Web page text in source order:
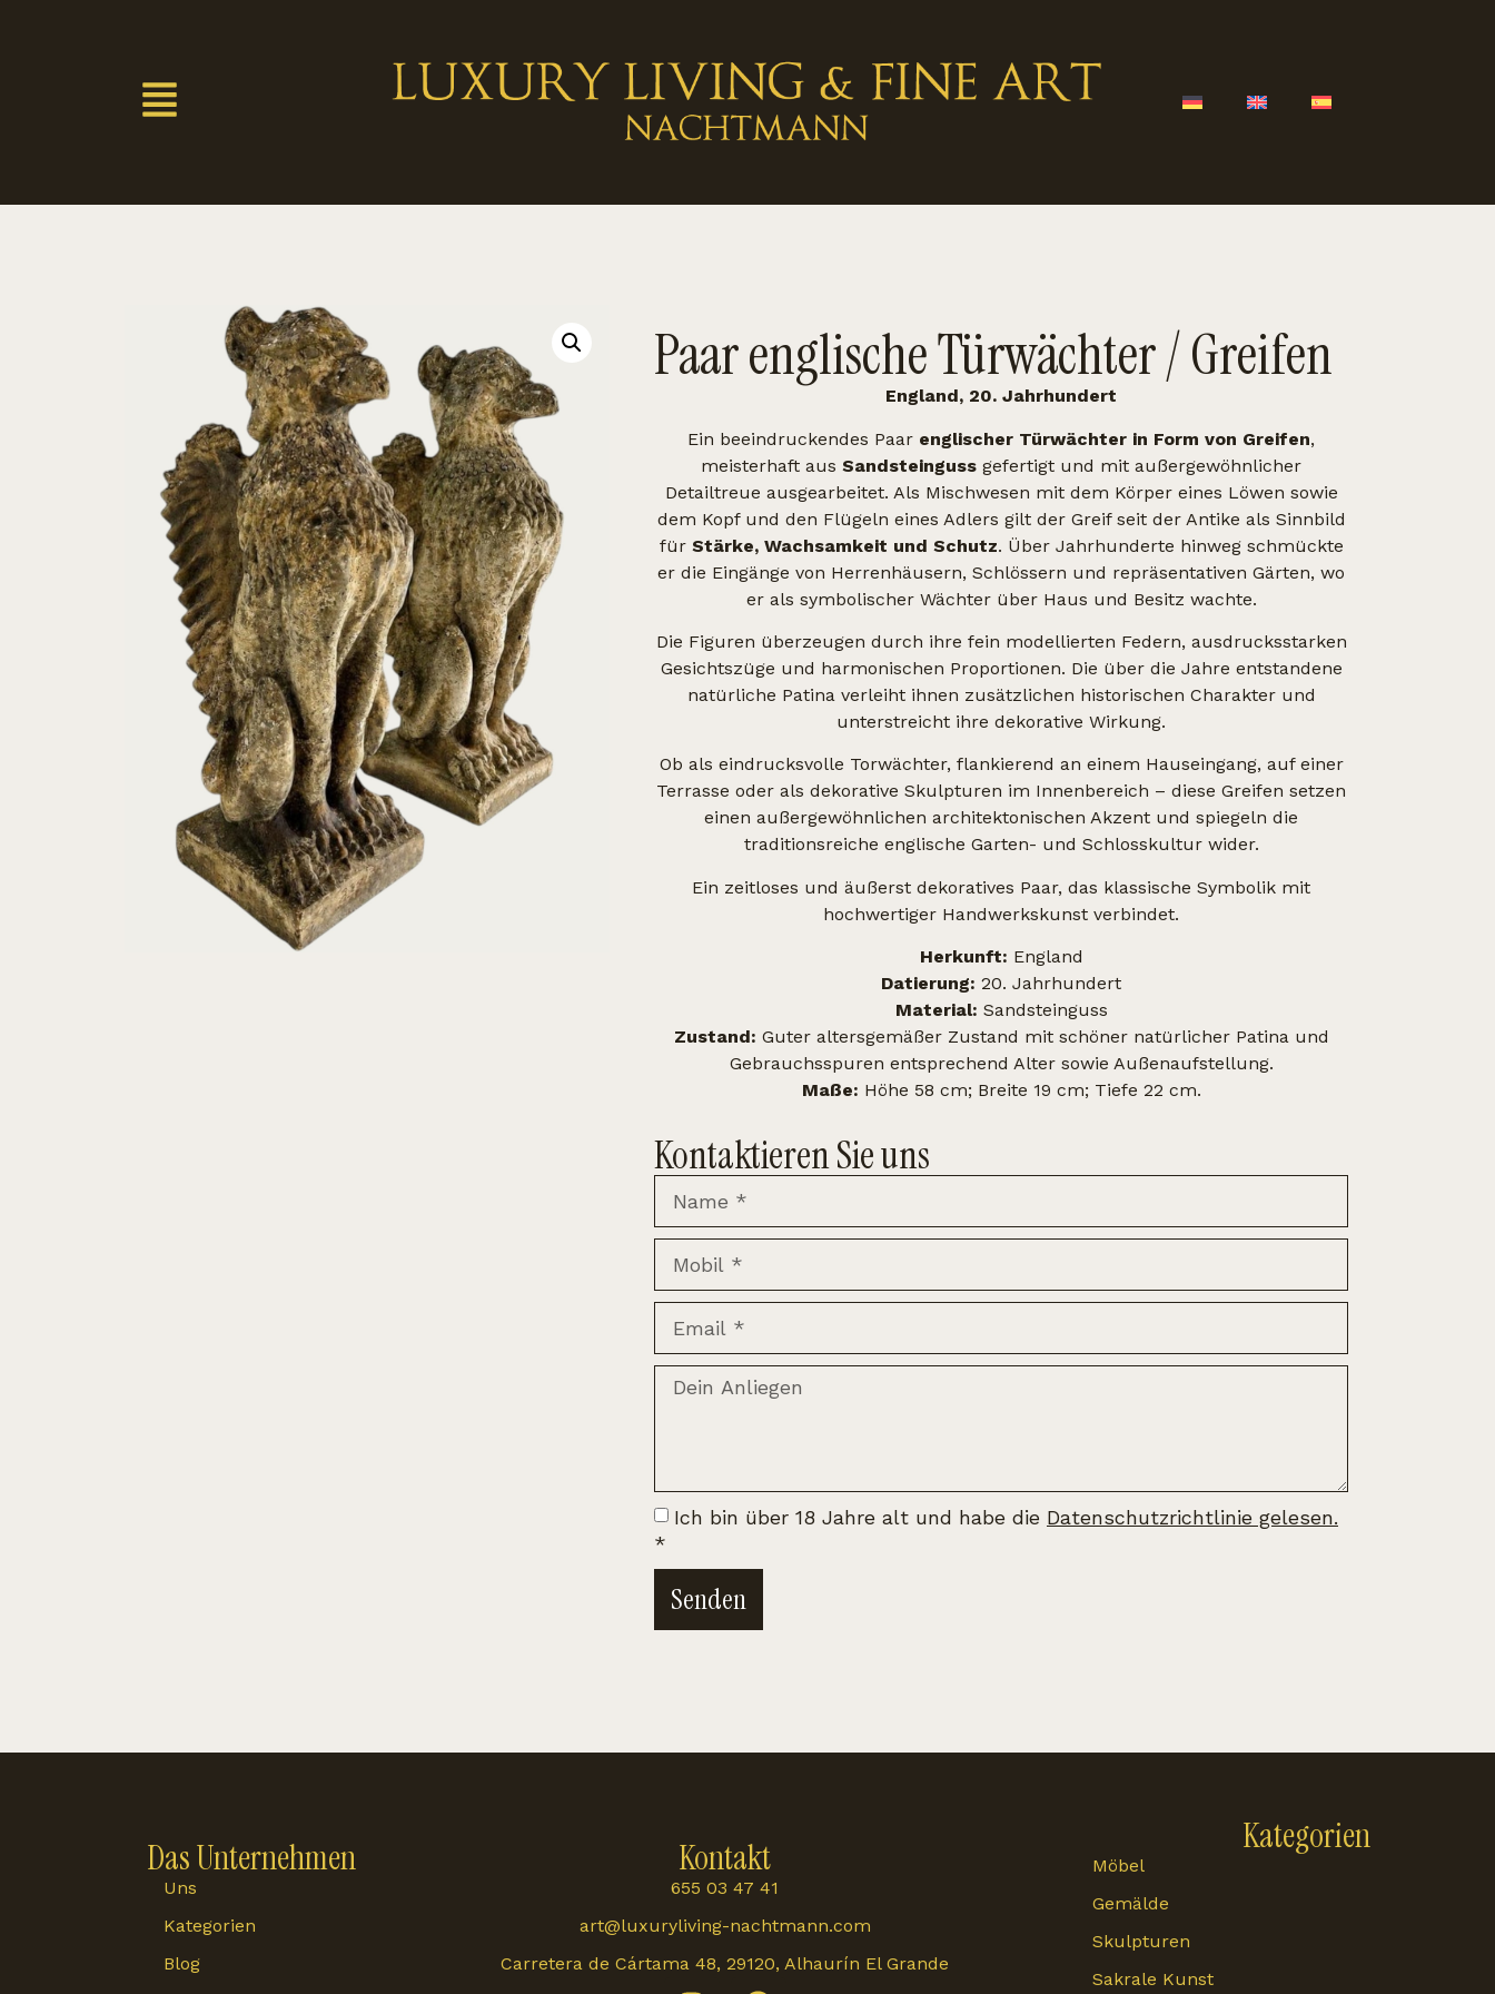
Paar englische Türwächter / Greifen
England, 20. Jahrhundert
Ein beeindruckendes Paar englischer Türwächter in Form von Greifen,
meisterhaft aus Sandsteinguss gefertigt und mit außergewöhnlicher
Detailtreue ausgearbeitet. Als Mischwesen mit dem Körper eines Löwen sowie
dem Kopf und den Flügeln eines Adlers gilt der Greif seit der Antike als Sinnbild
für Stärke, Wachsamkeit und Schutz. Über Jahrhunderte hinweg schmückte
er die Eingänge von Herrenhäusern, Schlössern und repräsentativen Gärten, wo
er als symbolischer Wächter über Haus und Besitz wachte.
Die Figuren überzeugen durch ihre fein modellierten Federn, ausdrucksstarken
Gesichtszüge und harmonischen Proportionen. Die über die Jahre entstandene
natürliche Patina verleiht ihnen zusätzlichen historischen Charakter und
unterstreicht ihre dekorative Wirkung.
Ob als eindrucksvolle Torwächter, flankierend an einem Hauseingang, auf einer
Terrasse oder als dekorative Skulpturen im Innenbereich – diese Greifen setzen
einen außergewöhnlichen architektonischen Akzent und spiegeln die
traditionsreiche englische Garten- und Schlosskultur wider.
Ein zeitloses und äußerst dekoratives Paar, das klassische Symbolik mit
hochwertiger Handwerkskunst verbindet.
Herkunft: England
Datierung: 20. Jahrhundert
Material: Sandsteinguss
Zustand: Guter altersgemäßer Zustand mit schöner natürlicher Patina und
Gebrauchsspuren entsprechend Alter sowie Außenaufstellung.
Maße: Höhe 58 cm; Breite 19 cm; Tiefe 22 cm.
Kontaktieren Sie uns
Ich bin über 18 Jahre alt und habe die Datenschutzrichtlinie gelesen.
*
Senden
Das Unternehmen
Uns
Kategorien
Blog
Kontakt
655 03 47 41
art@luxuryliving-nachtmann.com
Carretera de Cártama 48, 29120, Alhaurín El Grande
Kategorien
Möbel
Gemälde
Skulpturen
Sakrale Kunst